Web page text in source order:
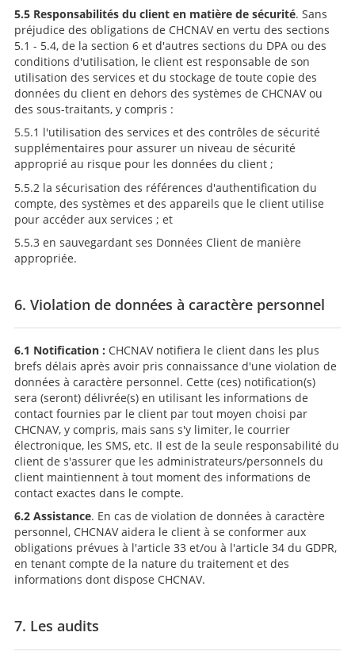
5.5 Responsabilités du client en matière de sécurité. Sans
préjudice des obligations de CHCNAV en vertu des sections
5.1 - 5.4, de la section 6 et d'autres sections du DPA ou des
conditions d'utilisation, le client est responsable de son
utilisation des services et du stockage de toute copie des
données du client en dehors des systèmes de CHCNAV ou
des sous-traitants, y compris :
5.5.1 l'utilisation des services et des contrôles de sécurité
supplémentaires pour assurer un niveau de sécurité
approprié au risque pour les données du client ;
5.5.2 la sécurisation des références d'authentification du
compte, des systèmes et des appareils que le client utilise
pour accéder aux services ; et
5.5.3 en sauvegardant ses Données Client de manière
appropriée.
6. Violation de données à caractère personnel
6.1 Notification : CHCNAV notifiera le client dans les plus
brefs délais après avoir pris connaissance d'une violation de
données à caractère personnel. Cette (ces) notification(s)
sera (seront) délivrée(s) en utilisant les informations de
contact fournies par le client par tout moyen choisi par
CHCNAV, y compris, mais sans s'y limiter, le courrier
électronique, les SMS, etc. Il est de la seule responsabilité du
client de s'assurer que les administrateurs/personnels du
client maintiennent à tout moment des informations de
contact exactes dans le compte.
6.2 Assistance. En cas de violation de données à caractère
personnel, CHCNAV aidera le client à se conformer aux
obligations prévues à l'article 33 et/ou à l'article 34 du GDPR,
en tenant compte de la nature du traitement et des
informations dont dispose CHCNAV.
7. Les audits